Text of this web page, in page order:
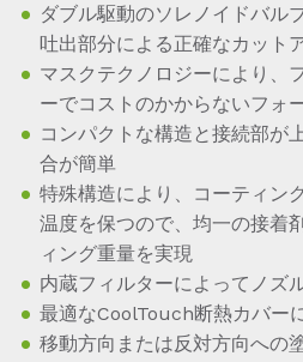
ダブル駆動のソレノイドバル
吐出部分による正確なカット
マスクテクノロジーにより、
ーでコストのかからないフォ
コンパクトな構造と接続部が
合が簡単
特殊構造により、コーティン
温度を保つので、均一の接着
ィング重量を実現
内蔵フィルターによってノズ
最適なCoolTouch断熱カバー
移動方向または反対方向への